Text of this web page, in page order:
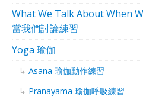
What We Talk About When
當我們討論練習
Yoga 瑜伽
Asana 瑜伽動作練習
Pranayama 瑜伽呼吸練習